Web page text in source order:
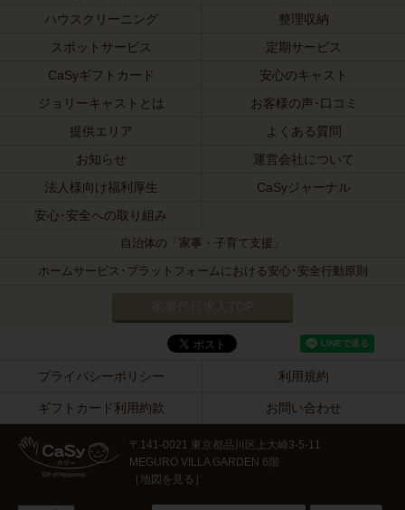
ハウスクリーニング
整理収納
スポットサービス
定期サービス
CaSyギフトカード
安心のキャスト
ジョリーキャストとは
お客様の声･口コミ
提供エリア
よくある質問
お知らせ
運営会社について
法人様向け福利厚生
CaSyジャーナル
安心･安全への取り組み
自治体の「家事・子育て支援」
ホームサービス･プラットフォームにおける安心･安全行動原則
プライバシーポリシー 利用規約
ギフトカード利用約款 お問い合わせ
〒141-0021 東京都品川区上大崎3-5-11
MEGURO VILLA GARDEN 6階
［地図を見る ］